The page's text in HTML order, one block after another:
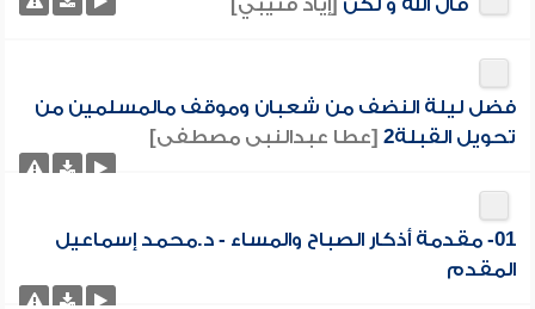
قال الله و لكن [إياد قنيبي]
فضل ليلة النضف من شعبان وموقف مالمسلمين من
تحويل القبلة2
[عطا عبدالنبى مصطفى]
01- مقدمة أذكار الصباح والمساء - د.محمد إسماعيل
المقدم